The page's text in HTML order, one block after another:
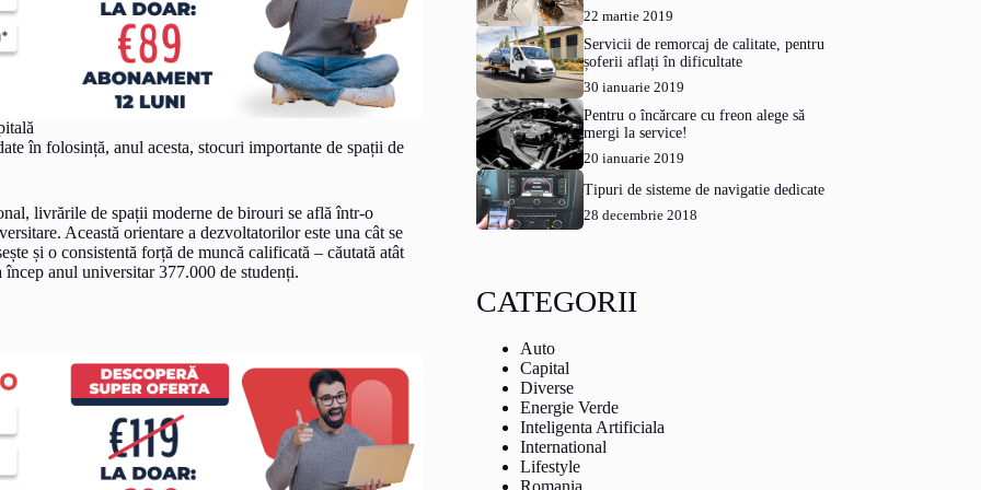
în folosință, anul acesta, stocuri importante de spații de
livrările de spații moderne de birouri se află într-o
Această orientare a dezvoltatorilor este una cât se
și o consistentă forță de muncă calificată – căutată atât
anul universitar 377.000 de studenți.
22 martie 2019
Servicii de remorcaj de calitate, pentru
șoferii aflați în dificultate
30 ianuarie 2019
Pentru o încărcare cu freon alege să
mergi la service!
20 ianuarie 2019
Tipuri de sisteme de navigatie dedicate
28 decembrie 2018
CATEGORII
Auto
Capital
Diverse
Energie Verde
Inteligenta Artificiala
International
Lifestyle